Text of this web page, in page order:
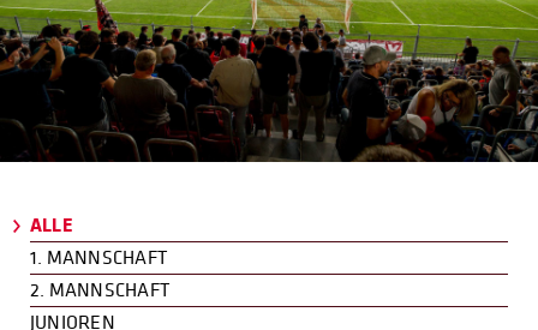
ALLE
1. MANNSCHAFT
2. MANNSCHAFT
JUNIOREN